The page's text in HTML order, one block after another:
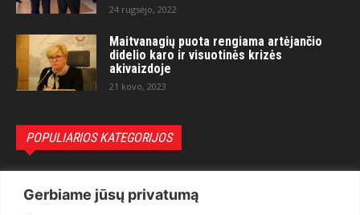
Gerbiame jūsų privatumą
24 rugsėjo, 2022
Maitvanagių puota rengiama artėjančio
didelio karo ir visuotinės krizės
akivaizdoje
21 kovo, 2023
POPULIARIOS KATEGORIJOS